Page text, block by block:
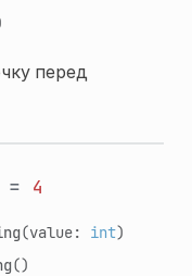
перед
= 4
(value: int)
()